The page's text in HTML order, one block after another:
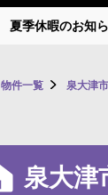
夏季休暇のお知
物件一覧 泉大津
泉大津